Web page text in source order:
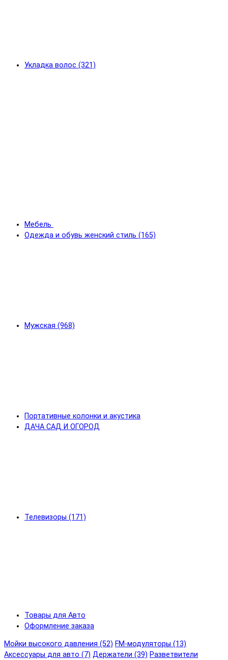
Укладка волос (321)
Мебель
Одежда и обувь женский стиль (165)
Мужская (968)
Портативные колонки и акустика
ДАЧА САД И ОГОРОД
Телевизоры (171)
Товары для Авто
Оформление заказа
Мойки высокого давления (52) FM-модуляторы (13)
Аксессуары для авто (7) Держатели (39) Разветвители